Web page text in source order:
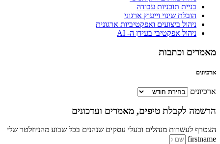
בניית תוכניות עבודה
הובלת שינוי וייעוץ ארגוני
ניהול ביצועים ואפקטיביות ארגונית
ניהול אפקטיבי בעידן ה- AI
מאמרים וכתבות
ארכיונים
ארכיונים
הרשמה לקבלת טיפים, מאמרים ועדכונים
הצטרף לעשרות מנהלים ובעלי עסקים שנהנים בכל שבוע מהניוזלטר שלי
firstname